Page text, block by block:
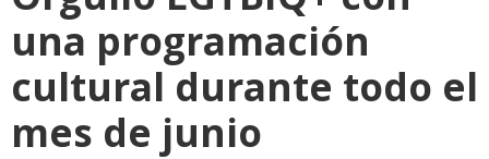
una programación
cultural durante todo el
mes de junio